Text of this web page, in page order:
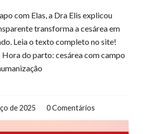
com Elas, a Dra Elis explicou
transforma a cesárea em
Leia o texto completo no site!
Hora do parto: cesárea com campo
de 2025
/ 0 Comentários